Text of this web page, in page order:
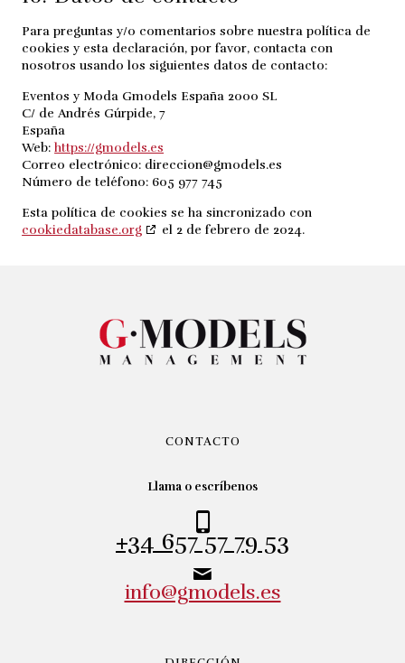
Para preguntas y/o comentarios sobre nuestra política de
cookies y esta declaración, por favor, contacta con
nosotros usando los siguientes datos de contacto:
Eventos y Moda Gmodels España 2000 SL
C/ de Andrés Gúrpide, 7
España
Web:https://gmodels.es
Correo electrónico: direccion@gmodels.es
Número de teléfono: 605 977 745
Esta política de cookies se ha sincronizado con
cookiedatabase.org
el 2 de febrero de 2024.
CONTACTO
Llama o escríbenos
+34 657 57 79 53
info@gmodels.es